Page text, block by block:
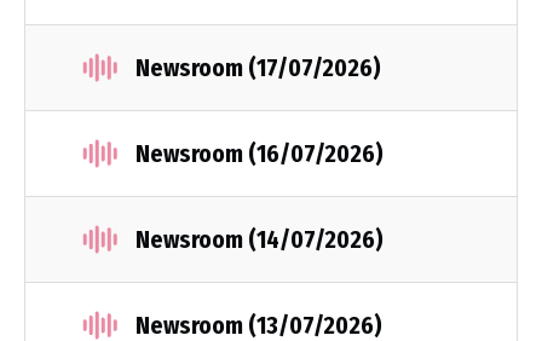
Newsroom (17/07/2026)
Newsroom (16/07/2026)
Newsroom (14/07/2026)
Newsroom (13/07/2026)